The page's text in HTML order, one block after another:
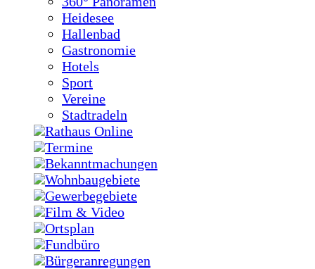
Heidesee
Hallenbad
Gastronomie
Hotels
Sport
Vereine
Stadtradeln
Rathaus Online
Termine
Bekanntmachungen
Wohnbaugebiete
Gewerbegebiete
Film & Video
Ortsplan
Fundbüro
Bürgeranregungen